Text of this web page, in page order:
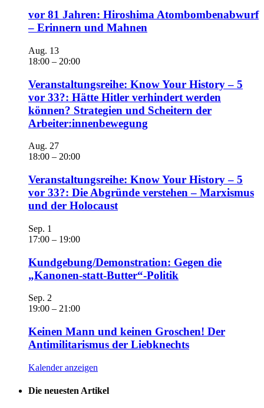
vor 81 Jahren: Hiroshima Atombombenabwurf
– Erinnern und Mahnen
Aug. 13
18:00 – 20:00
Veranstaltungsreihe: Know Your History – 5
vor 33?: Hätte Hitler verhindert werden
können? Strategien und Scheitern der
Arbeiter:innenbewegung
Aug. 27
18:00 – 20:00
Veranstaltungsreihe: Know Your History – 5
vor 33?: Die Abgründe verstehen – Marxismus
und der Holocaust
Sep. 1
17:00 – 19:00
Kundgebung/Demonstration: Gegen die
„Kanonen-statt-Butter“-Politik
Sep. 2
19:00 – 21:00
Keinen Mann und keinen Groschen! Der
Antimilitarismus der Liebknechts
Kalender anzeigen
Die neuesten Artikel